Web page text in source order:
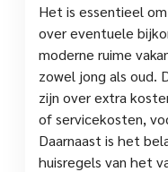
Het is essentieel
over eventuele
moderne ruime
zowel jong als oud.
zijn over extra
of servicekosten,
Daarnaast is het
huisregels van het